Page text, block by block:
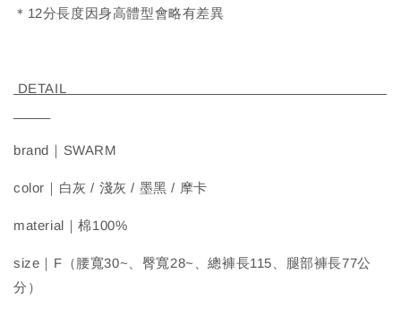
＊12分長度因身高體型會略有差異
DETAIL
brand｜SWARM
color｜白灰 / 淺灰 / 墨黑 / 摩卡
material｜棉100%
size｜F（腰寬30~、臀寬28~、總褲長115、腿部褲長77公
分）